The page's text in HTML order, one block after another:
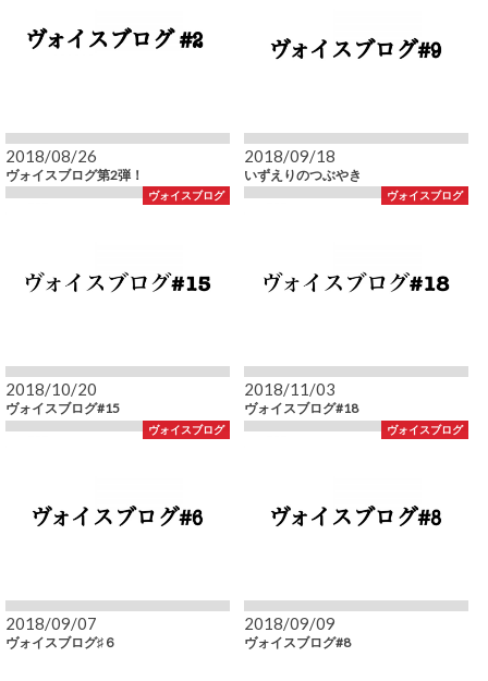
2018/08/26
ヴォイスブログ第2弾！
2018/09/18
いずえりのつぶやき
ヴォイスブログ
2018/10/20
ヴォイスブログ#15
ヴォイスブログ
2018/11/03
ヴォイスブログ#18
ヴォイスブログ
2018/09/07
ヴォイスブログ♯６
ヴォイスブログ
2018/09/09
ヴォイスブログ#8